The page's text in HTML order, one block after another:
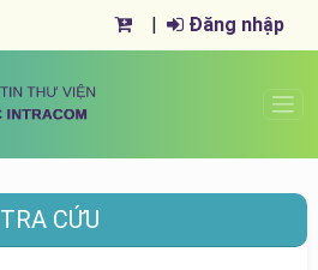
| Đăng nhập
TRA CỨU